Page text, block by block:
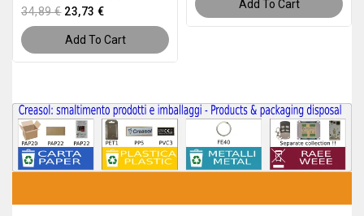
34,89 € 23,73 €
Add To Cart
Add To Cart